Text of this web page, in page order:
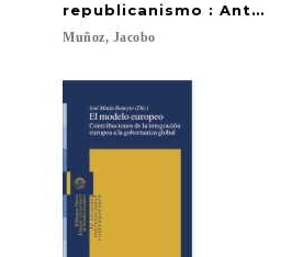
republicanismo : Ante
Muñoz, Jacobo